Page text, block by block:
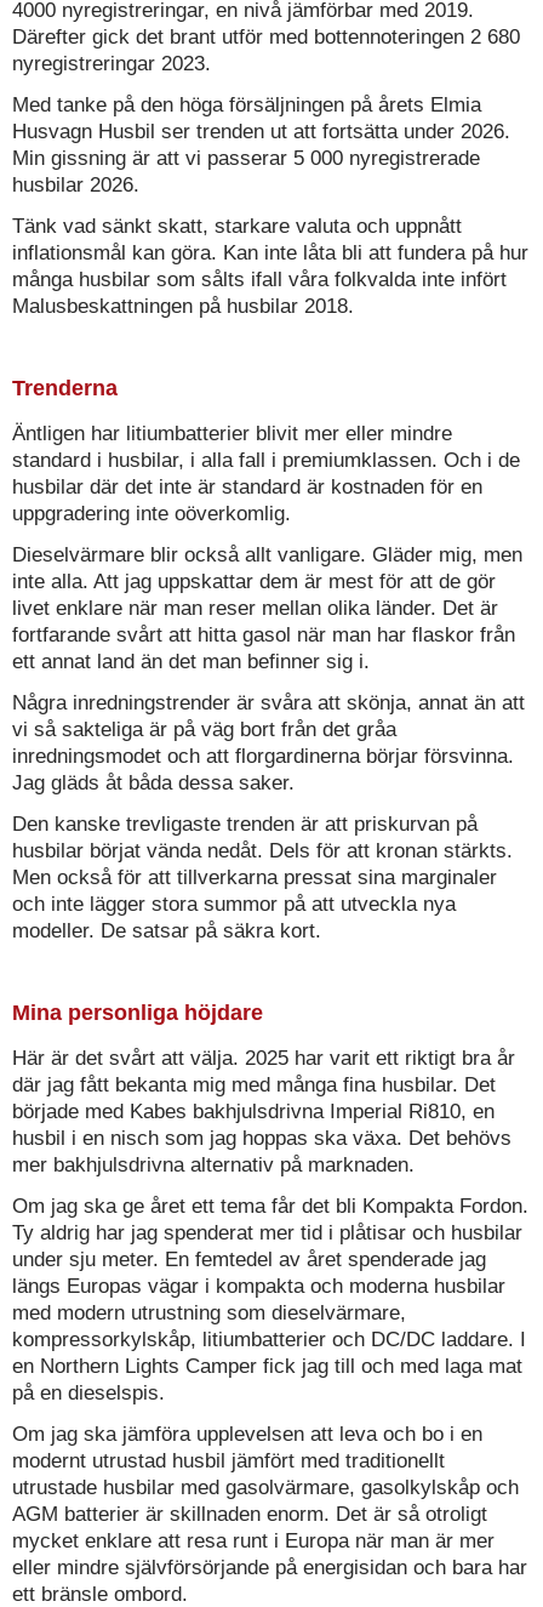
4000 nyregistreringar, en nivå jämförbar med 2019.
Därefter gick det brant utför med bottennoteringen 2 680
nyregistreringar 2023.
Med tanke på den höga försäljningen på årets Elmia
Husvagn Husbil ser trenden ut att fortsätta under 2026.
Min gissning är att vi passerar 5 000 nyregistrerade
husbilar 2026.
Tänk vad sänkt skatt, starkare valuta och uppnått
inflationsmål kan göra. Kan inte låta bli att fundera på hur
många husbilar som sålts ifall våra folkvalda inte infört
Malusbeskattningen på husbilar 2018.
Trenderna
Äntligen har litiumbatterier blivit mer eller mindre
standard i husbilar, i alla fall i premiumklassen. Och i de
husbilar där det inte är standard är kostnaden för en
uppgradering inte oöverkomlig.
Dieselvärmare blir också allt vanligare. Gläder mig, men
inte alla. Att jag uppskattar dem är mest för att de gör
livet enklare när man reser mellan olika länder. Det är
fortfarande svårt att hitta gasol när man har flaskor från
ett annat land än det man befinner sig i.
Några inredningstrender är svåra att skönja, annat än att
vi så sakteliga är på väg bort från det gråa
inredningsmodet och att florgardinerna börjar försvinna.
Jag gläds åt båda dessa saker.
Den kanske trevligaste trenden är att priskurvan på
husbilar börjat vända nedåt. Dels för att kronan stärkts.
Men också för att tillverkarna pressat sina marginaler
och inte lägger stora summor på att utveckla nya
modeller. De satsar på säkra kort.
Mina personliga höjdare
Här är det svårt att välja. 2025 har varit ett riktigt bra år
där jag fått bekanta mig med många fina husbilar. Det
började med Kabes bakhjulsdrivna Imperial Ri810, en
husbil i en nisch som jag hoppas ska växa. Det behövs
mer bakhjulsdrivna alternativ på marknaden.
Om jag ska ge året ett tema får det bli Kompakta Fordon.
Ty aldrig har jag spenderat mer tid i plåtisar och husbilar
under sju meter. En femtedel av året spenderade jag
längs Europas vägar i kompakta och moderna husbilar
med modern utrustning som dieselvärmare,
kompressorkylskåp, litiumbatterier och DC/DC laddare. I
en Northern Lights Camper fick jag till och med laga mat
på en dieselspis.
Om jag ska jämföra upplevelsen att leva och bo i en
modernt utrustad husbil jämfört med traditionellt
utrustade husbilar med gasolvärmare, gasolkylskåp och
AGM batterier är skillnaden enorm. Det är så otroligt
mycket enklare att resa runt i Europa när man är mer
eller mindre självförsörjande på energisidan och bara har
ett bränsle ombord.